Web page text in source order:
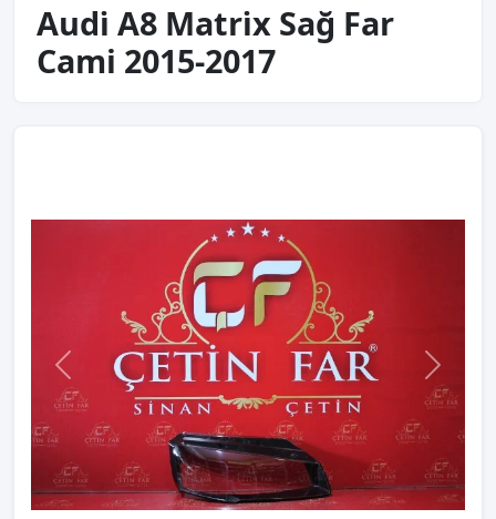
Audi̇ A8 Matri̇x Sağ Far
Cami 2015-2017